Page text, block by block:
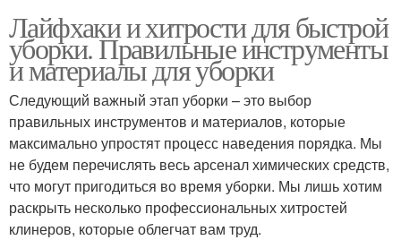
Лайфхаки и хитрости для быстрой
уборки. Правильные инструменты
и материалы для уборки
Следующий важный этап уборки – это выбор
правильных инструментов и материалов, которые
максимально упростят процесс наведения порядка. Мы
не будем перечислять весь арсенал химических средств,
что могут пригодиться во время уборки. Мы лишь хотим
раскрыть несколько профессиональных хитростей
клинеров, которые облегчат вам труд.